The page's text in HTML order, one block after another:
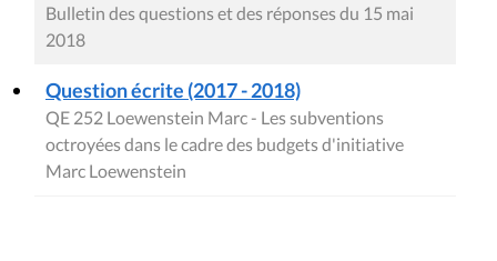
Bulletin des questions et des réponses du 15 mai
2018
Question écrite (2017 - 2018)
QE 252 Loewenstein Marc - Les subventions
octroyées dans le cadre des budgets d'initiative
Marc Loewenstein